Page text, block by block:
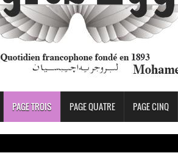
PAGE TROIS PAGE QUATRE PAGE CINQ